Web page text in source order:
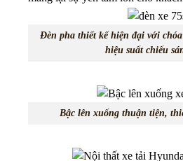
Đèn pha thiết kế hiện đại với
hiệu suất chiếu
Bậc lên xuống thuận tiện,